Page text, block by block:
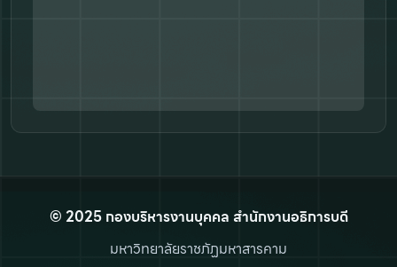
© 2025 กองบริหารงานบุคคล สำนักงานอธิการบดี
มหาวิทยาลัยราชภัฏมหาสารคาม